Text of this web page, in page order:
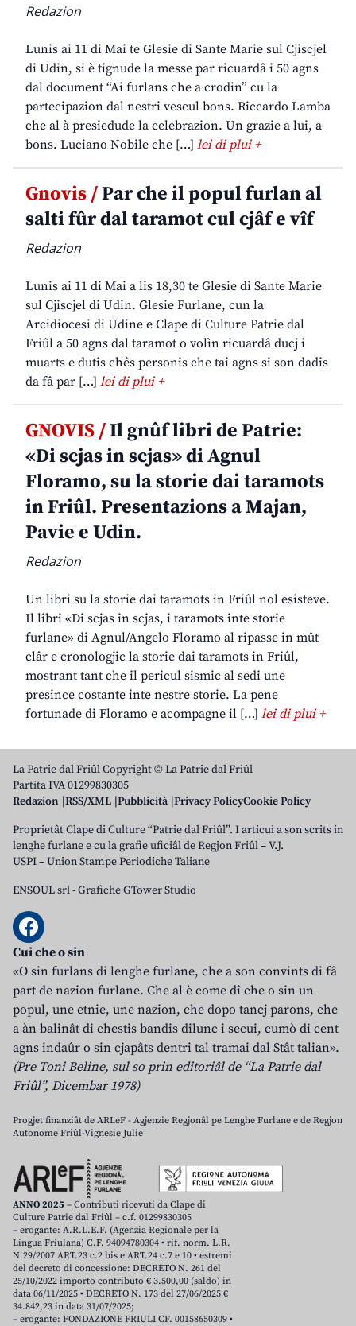
Redazion
Lunis ai 11 di Mai te Glesie di Sante Marie sul Cjiscjel
di Udin, si è tignude la messe par ricuardâ i 50 agns
dal document “Ai furlans che a crodin” cu la
partecipazion dal nestri vescul bons. Riccardo Lamba
che al à presiedude la celebrazion. Un grazie a lui, a
bons. Luciano Nobile che […] lei di plui +
Gnovis /Par che il popul furlan al
salti fûr dal taramot cul cjâf e vîf
Redazion
Lunis ai 11 di Mai a lis 18,30 te Glesie di Sante Marie
sul Cjiscjel di Udin. Glesie Furlane, cun la
Arcidiocesi di Udine e Clape di Culture Patrie dal
Friûl a 50 agns dal taramot o volìn ricuardâ ducj i
muarts e dutis chês personis che tai agns si son dadis
da fâ par […] lei di plui +
GNOVIS /Il gnûf libri de Patrie:
«Di scjas in scjas» di Agnul
Floramo, su la storie dai taramots
in Friûl. Presentazions a Majan,
Pavie e Udin.
Redazion
Un libri su la storie dai taramots in Friûl nol esisteve.
Il libri «Di scjas in scjas, i taramots inte storie
furlane» di Agnul/Angelo Floramo al ripasse in mût
clâr e cronologjic la storie dai taramots in Friûl,
mostrant tant che il pericul sismic al sedi une
presince costante inte nestre storie. La pene
fortunade di Floramo e acompagne il […] lei di plui +
La Patrie dal Friûl Copyright © La Patrie dal Friûl
Partita IVA 01299830305
Redazion RSS/XML Pubblicità Privacy PolicyCookie Policy
Proprietât Clape di Culture “Patrie dal Friûl”. I articui a son scrits in
lenghe furlane e cu la grafie uficiâl de Regjon Friûl – V.J.
USPI – Union Stampe Periodiche Taliane
ENSOUL srl-Grafiche GTower Studio
Cui che o sin
«O sin furlans di lenghe furlane, che a son convints di fâ
part de nazion furlane. Che al è come dî che o sin un
popul, une etnie, une nazion, che dopo tancj parons, che
a àn balinât di chestis bandis dilunc i secui, cumò di cent
agns indaûr o sin cjapâts dentri tal tramai dal Stât talian».
(Pre Toni Beline, sul so prin editoriâl de “La Patrie dal
Friûl”, Dicembar 1978)
Progjet finanziât de ARLeF - Agjenzie Regjonâl pe Lenghe Furlane e de Regjon
Autonome Friûl-Vignesie Julie
ANNO 2025 – Contributi ricevuti da Clape di
Culture Patrie dal Friûl – c.f. 01299830305
– erogante: A.R.L.E.F. (Agenzia Regionale per la
Lingua Friulana) C.F. 94094780304 • rif. norm. L.R.
N.29/2007 ART.23 c.2 bis e ART.24 c.7 e 10 • estremi
del decreto di concessione: DECRETO N. 261 del
25/10/2022 importo contributo € 3.500,00 (saldo) in
data 06/11/2025 • DECRETO N. 173 del 27/06/2025 €
34.842,23 in data 31/07/2025;
– erogante: FONDAZIONE FRIULI CF. 00158650309 •